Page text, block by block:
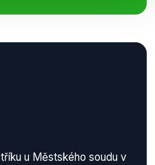
u Městského soudu v